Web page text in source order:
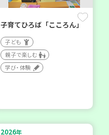
子育てひろば「こころん」
子ども
親子で楽しむ
学び・体験
2026年